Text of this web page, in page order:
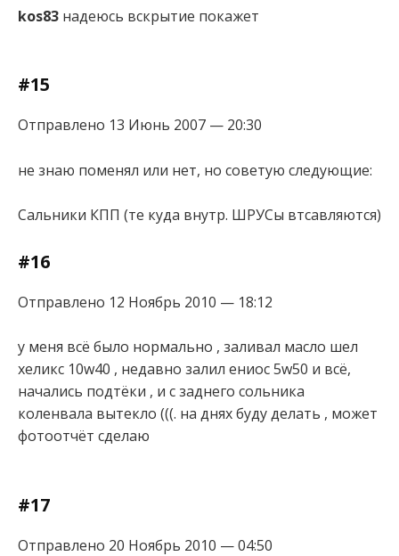
kos83 надеюсь вскрытие покажет
#15
Отправлено 13 Июнь 2007 — 20:30
не знаю поменял или нет, но советую следующие:
Сальники КПП (те куда внутр. ШРУСы втсавляются)
#16
Отправлено 12 Ноябрь 2010 — 18:12
у меня всё было нормально , заливал масло шел
хеликс 10w40 , недавно залил ениос 5w50 и всё,
начались подтёки , и с заднего сольника
коленвала вытекло (((. на днях буду делать , может
фотоотчёт сделаю
#17
Отправлено 20 Ноябрь 2010 — 04:50